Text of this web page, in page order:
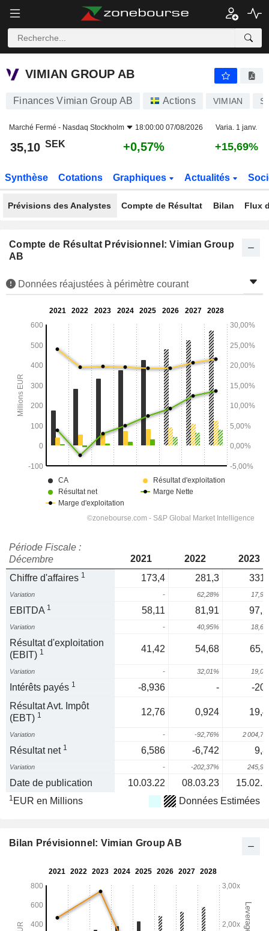
VIMIAN GROUP AB
VIMIAN GROUP AB
Finances Vimian Group AB Actions VIMIAN
Marché Fermé - Nasdaq Stockholm 18:00:00 07/08/2026 Varia. 1 janv.
35,10 SEK +0,57% +15,69%
Synthèse Cotations Graphiques Actualités
Prévisions des Analystes Compte de Résultat Bilan Flux
Compte de Résultat Prévisionnel: Vimian Group
AB
Données réajustées à périmètre courant
Période Fiscale :
Décembre
2021 2022
2023
Chiffre d'affaires 1 173,4 281,3
Variation - 62,28%
EBITDA 1 58,11 81,91
Variation - 40,95%
Résultat d'exploitation
(EBIT) 1 41,42 54,68
Variation - 32,01%
Intérêts payés 1 -8,936 -
-
Résultat Avt. Impôt
(EBT) 1 12,76 0,924
Variation - -92,76% 2
Résultat net 1 6,586 -6,742
Variation - -202,37%
Date de publication 10.03.22 08.03.23
1 EUR en Millions Données Estimées
Bilan Prévisionnel: Vimian Group AB